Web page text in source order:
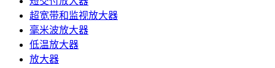
超宽带和监视放大器
毫米波放大器
低温放大器
放大器